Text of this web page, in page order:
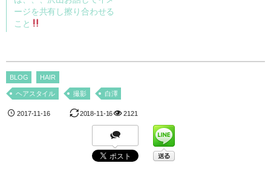
ージを共有し擦り合わせる
こと
BLOG HAIR
ヘアスタイル 撮影 白澤
2017-11-16 2018-11-16 2121